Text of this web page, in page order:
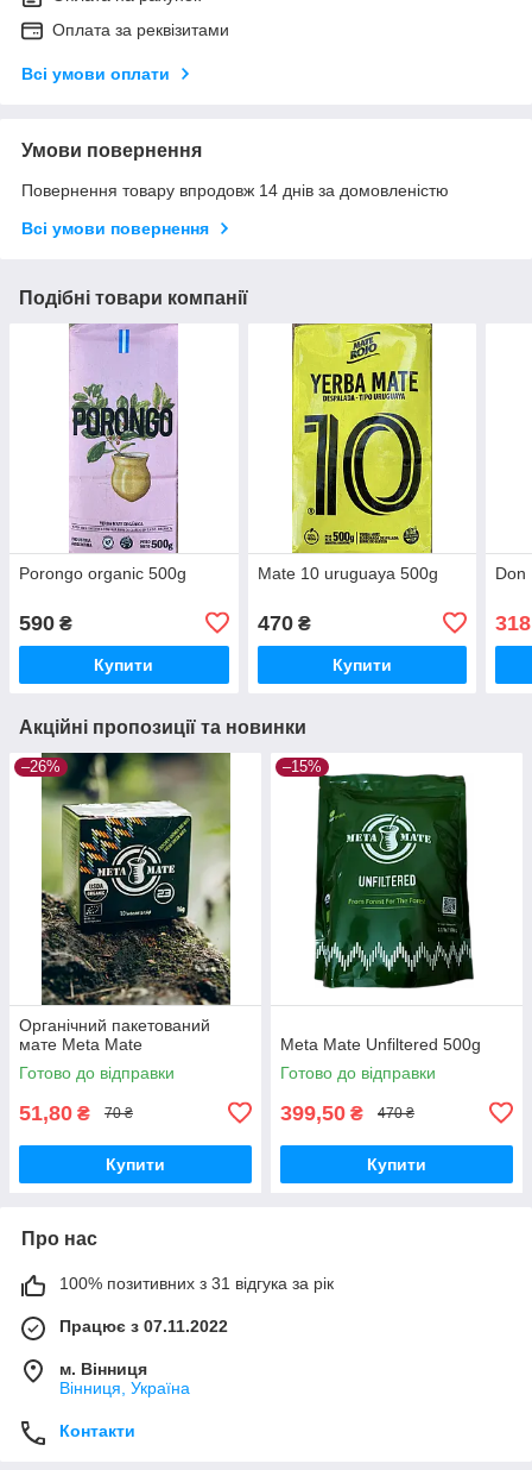
Оплата за реквізитами
Всі умови оплати
Умови повернення
Повернення товару впродовж 14 днів за домовленістю
Всі умови повернення
Подібні товари компанії
Porongo organic 500g
590 ₴
Купити
Mate 10 uruguaya 500g
470₴
Купити
Don
Акційні пропозиції та новинки
–26%
Органічний пакетований
мате Meta Mate
Готово до відправки
51,80 ₴ 70 ₴
Купити
–15%
Meta Mate Unfiltered 500g
Готово до відправки
399,50 ₴ 470 ₴
Купити
Про нас
100% позитивних з 31 відгука за рік
Працює з 07.11.2022
м. Вінниця
Вінниця, Україна
Контакти